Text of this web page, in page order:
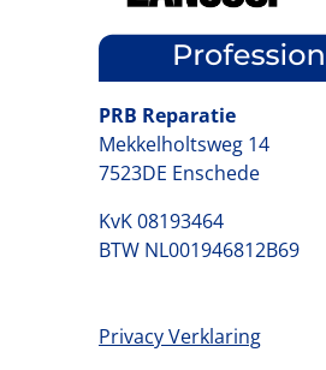
PRB Reparatie
Mekkelholtsweg 14
7523DE Enschede
KvK 08193464
BTW NL001946812B69
Privacy Verklaring